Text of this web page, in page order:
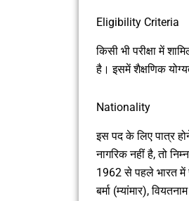
Eligibility Criteria
किसी भी परीक्षा में
है। इसमें शैक्षणिक
Nationality
इस पद के लिए पात्र
नागरिक नहीं है, तो
1962 से पहले भारत में
बर्मा (म्यांमार),